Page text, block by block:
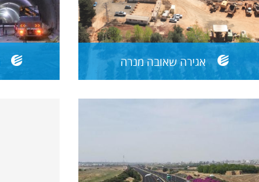
אגירה שאובה מנרה